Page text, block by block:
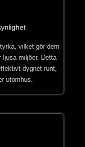
vilket gör dem
miljöer. Detta
dygnet runt,
utomhus.